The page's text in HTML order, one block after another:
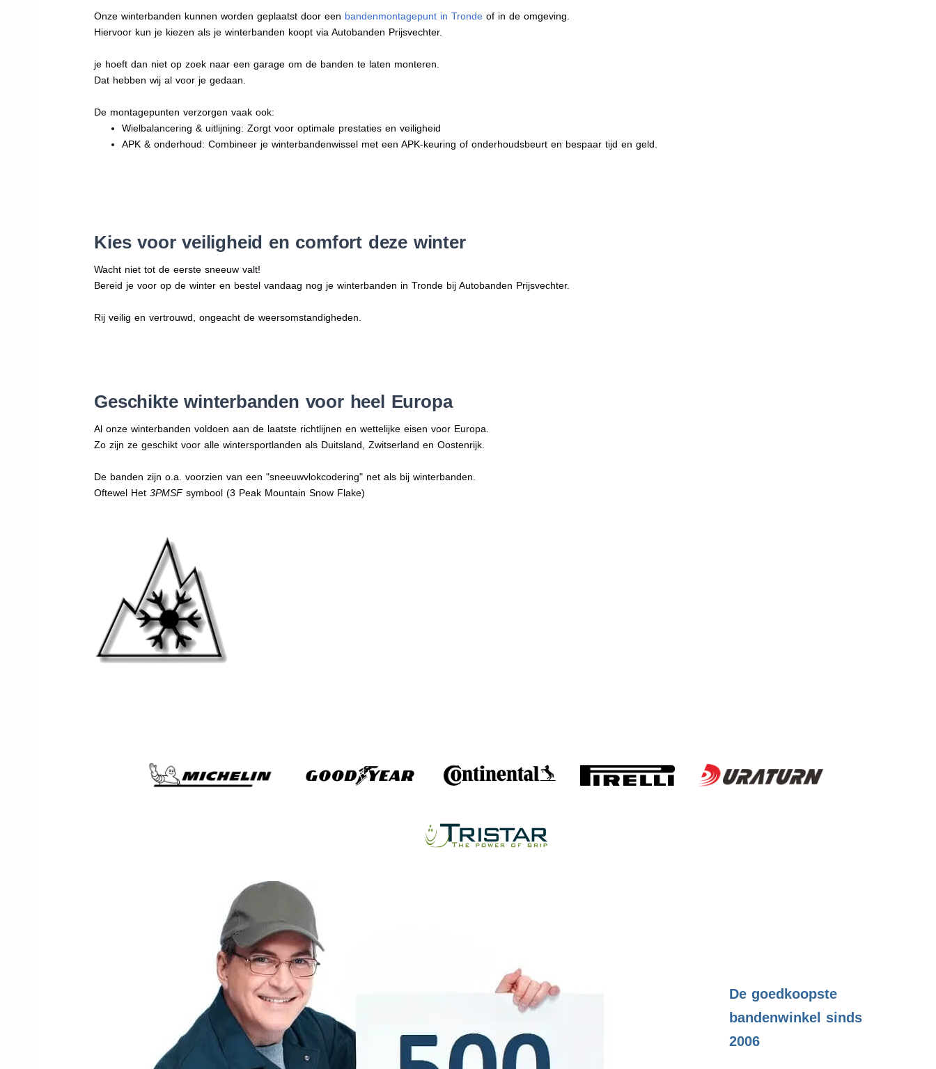
Onze winterbanden kunnen worden geplaatst door een bandenmontagepunt in Tronde of in de omgeving.
Hiervoor kun je kiezen als je winterbanden koopt via Autobanden Prijsvechter.
je hoeft dan niet op zoek naar een garage om de banden te laten monteren.
Dat hebben wij al voor je gedaan.
De montagepunten verzorgen vaak ook:
Wielbalancering & uitlijning: Zorgt voor optimale prestaties en veiligheid
APK & onderhoud: Combineer je winterbandenwissel met een APK-keuring of onderhoudsbeurt en bespaar tijd en geld.
Kies voor veiligheid en comfort deze winter
Wacht niet tot de eerste sneeuw valt!
Bereid je voor op de winter en bestel vandaag nog je winterbanden in Tronde bij Autobanden Prijsvechter.
Rij veilig en vertrouwd, ongeacht de weersomstandigheden.
Geschikte winterbanden voor heel Europa
Al onze winterbanden voldoen aan de laatste richtlijnen en wettelijke eisen voor Europa.
Zo zijn ze geschikt voor alle wintersportlanden als Duitsland, Zwitserland en Oostenrijk.
De banden zijn o.a. voorzien van een "sneeuwvlokcodering" net als bij winterbanden.
Oftewel Het3PMSFsymbool (3 Peak Mountain Snow Flake)
De goedkoopste
bandenwinkel sinds
2006